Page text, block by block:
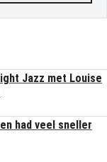
Jazz met Louise
had veel sneller